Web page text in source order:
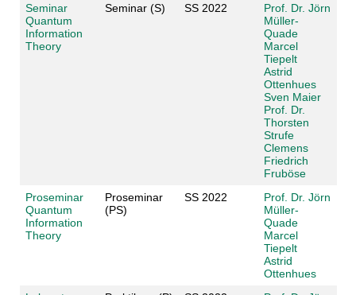
Seminar
Quantum
Information
Theory
Seminar (S) SS 2022
Prof. Dr. Jörn
Müller-
Quade
Marcel
Tiepelt
Astrid
Ottenhues
Sven Maier
Prof. Dr.
Thorsten
Strufe
Clemens
Friedrich
Fruböse
Proseminar
Quantum
Information
Theory
Proseminar
(PS)
SS 2022
Prof. Dr. Jörn
Müller-
Quade
Marcel
Tiepelt
Astrid
Ottenhues